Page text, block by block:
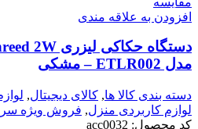
افزودن به علاقه مندی
مدل ETLR002 – مشکی
دسته بندی کالا ها, کالای دیجیتال,
لوازم کاربردی منزل, فروش ویژه
کد محصول: acc0032